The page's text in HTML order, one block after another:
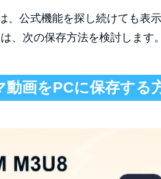
、公式機能を探し続けても表
、次の保存方法を検討します。
画をPCに保存する